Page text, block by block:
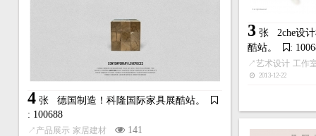
3 张 2che设
酷站。
:
↗艺术设计 工作
2013-12-22
4 张 德国制造！科隆国际家具展酷站。
: 100688
↗ 产品展示 家居建材 141